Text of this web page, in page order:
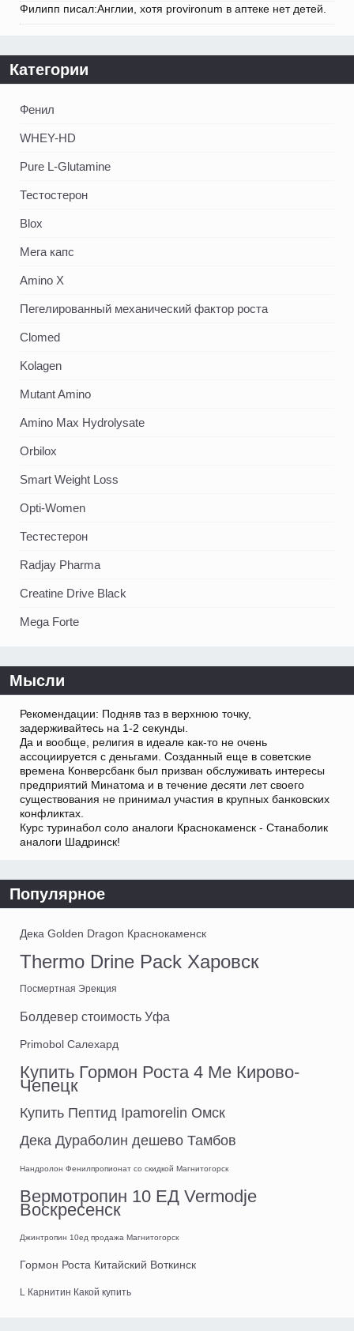
Филипп писал:Англии, хотя provironum в аптеке нет детей.
Категории
Фенил
WHEY-HD
Pure L-Glutamine
Тестостерон
Blox
Мега капс
Amino X
Пегелированный механический фактор роста
Clomed
Kolagen
Mutant Amino
Amino Max Hydrolysate
Orbilox
Smart Weight Loss
Opti-Women
Тестестерон
Radjay Pharma
Creatine Drive Black
Mega Forte
Мысли
Рекомендации: Подняв таз в верхнюю точку,
задерживайтесь на 1-2 секунды.
Да и вообще, религия в идеале как-то не очень
ассоциируется с деньгами. Созданный еще в советские
времена Конверсбанк был призван обслуживать интересы
предприятий Минатома и в течение десяти лет своего
существования не принимал участия в крупных банковских
конфликтах.
Курс туринабол соло аналоги Краснокаменск - Станаболик
аналоги Шадринск!
Популярное
Дека Golden Dragon Краснокаменск
Thermo Drine Pack Харовск
Посмертная Эрекция
Болдевер стоимость Уфа
Primobol Салехард
Купить Гормон Роста 4 Ме Кирово-
Чепецк
Купить Пептид Ipamorelin Омск
Дека Дураболин дешево Тамбов
Нандролон Фенилпропионат со скидкой Магнитогорск
Вермотропин 10 ЕД Vermodje
Воскресенск
Джинтропин 10ед продажа Магнитогорск
Гормон Роста Китайский Воткинск
L Карнитин Какой купить